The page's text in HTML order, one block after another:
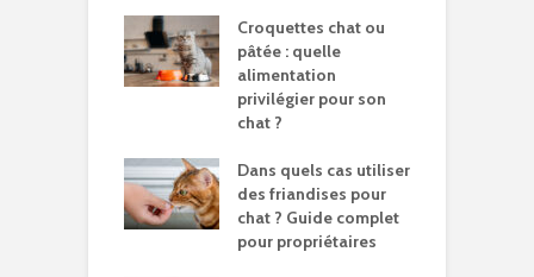
Croquettes chat ou
pâtée : quelle
alimentation
privilégier pour son
chat ?
Dans quels cas utiliser
des friandises pour
chat ? Guide complet
pour propriétaires